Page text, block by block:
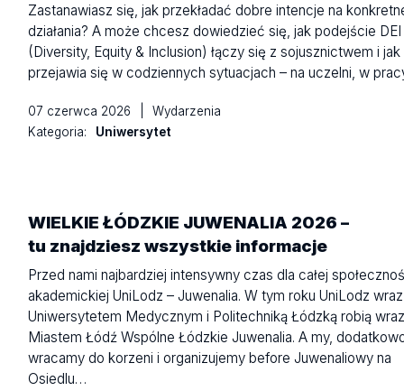
Zastanawiasz się, jak przekładać dobre intencje na
działania? A może chcesz dowiedzieć się, jak podejście DEI
(Diversity, Equity & Inclusion) łączy się z sojusznictwem i jak
przejawia się w codziennych sytuacjach – na uczelni, w
07 czerwca 2026
Wydarzenia
Kategoria:
Uniwersytet
WIELKIE ŁÓDZKIE JUWENALIA 2026 –
tu znajdziesz wszystkie informacje
Przed nami najbardziej intensywny czas dla całej
akademickiej UniLodz – Juwenalia. W tym roku UniLodz
Uniwersytetem Medycznym i Politechniką Łódzką robią
Miastem Łódź Wspólne Łódzkie Juwenalia. A my,
wracamy do korzeni i organizujemy before Juwenaliowy na
Osiedlu…